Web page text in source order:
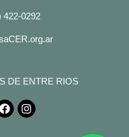
422-0292
DE ENTRE RIOS